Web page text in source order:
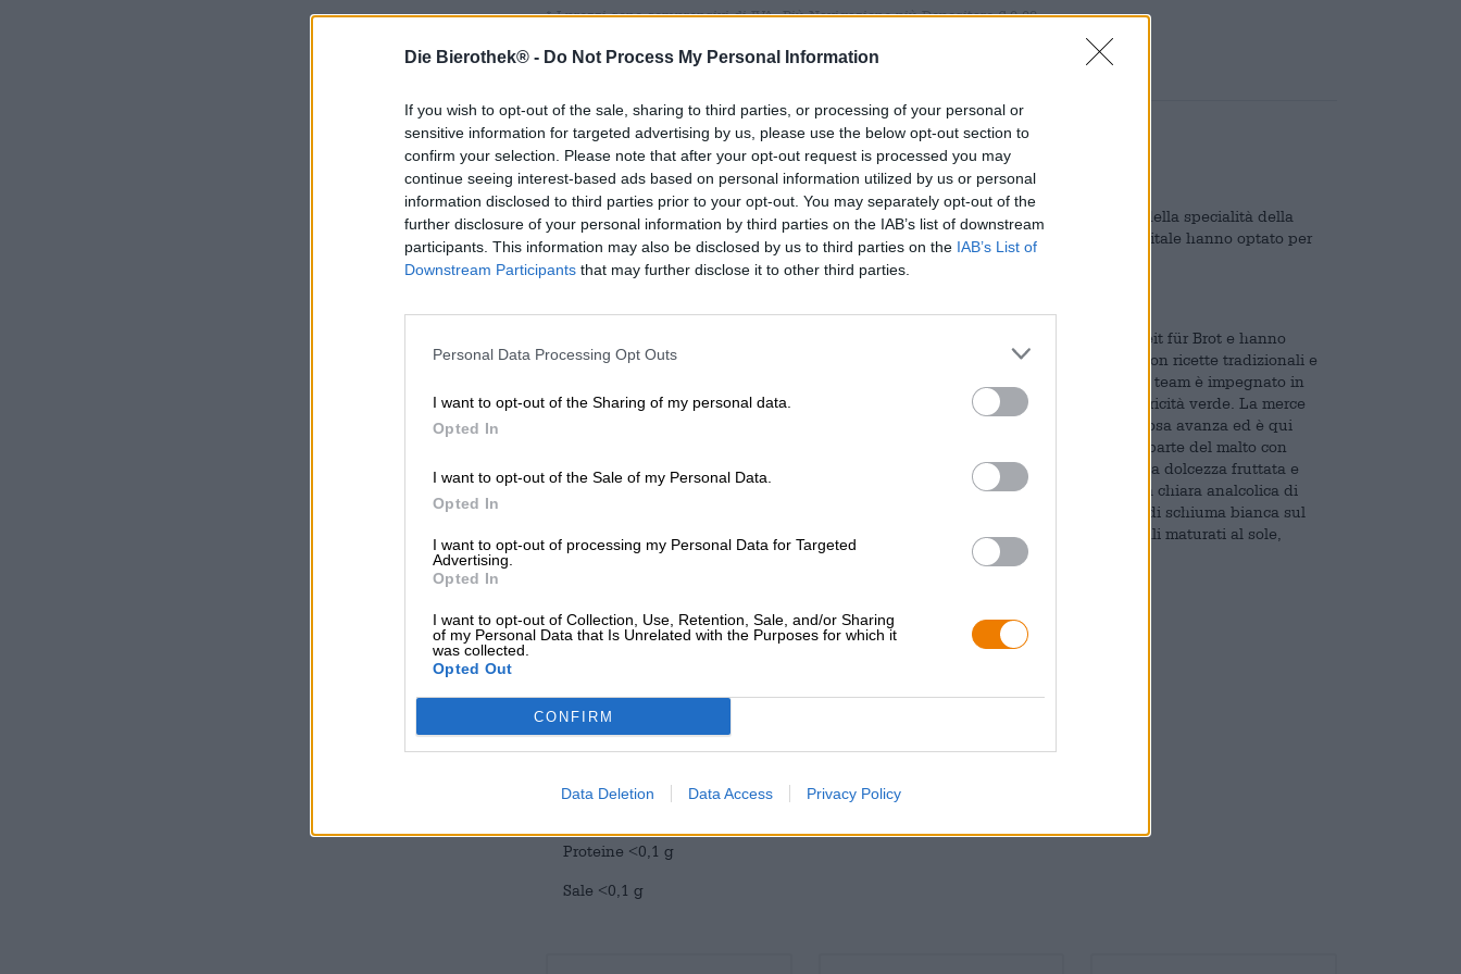
Die Bierothek® - Do Not Process My Personal Information
If you wish to opt-out of the sale, sharing to third parties, or processing of your personal or
sensitive information for targeted advertising by us, please use the below opt-out section to
confirm your selection. Please note that after your opt-out request is processed you may
continue seeing interest-based ads based on personal information utilized by us or personal
information disclosed to third parties prior to your opt-out. You may separately opt-out of the
further disclosure of your personal information by third parties on the IAB’s list of downstream
participants. This information may also be disclosed by us to third parties on the IAB’s List of
Downstream Participants that may further disclose it to other third parties.
Personal Data Processing Opt Outs
I want to opt-out of the Sharing of my personal data.
Opted In
I want to opt-out of the Sale of my Personal Data.
Opted In
I want to opt-out of processing my Personal Data for Targeted
Advertising.
Opted In
I want to opt-out of Collection, Use, Retention, Sale, and/or Sharing
of my Personal Data that Is Unrelated with the Purposes for which it
was collected.
Opted Out
CONFIRM
Data Deletion Data Access Privacy Policy
* I prezzi sono comprensivi di IVA. PiùNavigazionepiùDepositare€ 0,08
Stile della birra: analcolica
ZERO.5 è il nome di una birra chiara della BRLO e deriva dal contenuto alcolico della specialità della
birra: la birra frizzante arriva a un magro 0,5%. Invece dell’alcol, i birrai della capitale hanno optato per
un altro ingrediente speciale.
Pane? SÌ! Per il loro accampamento i birrai si sono incontrati con i loro amici di Zeit für Brot e hanno
preso due piccioni con una fava. Zeit für Brot è un panificio giovane che lavora con ricette tradizionali e
materie prime regionali provenienti da agricoltura biologica certificata Bioland. Il team è impegnato in
un concetto sostenibile e produce tutti i tipi di prodotti da forno utilizzando elettricità verde. La merce
rimasta a fine giornata viene donata a chi ne ha bisogno. Tuttavia, a volte qualcosa avanza ed è qui
che entrano in gioco i nostri birrai. Hanno sviluppato una ricetta che sostituisce parte del malto con
pane secco. L’aroma del pane si abbina meravigliosamente alla sottile acidità, alla dolcezza fruttata e
all’acidità del limone della birra e le conferisce un carattere interessante. La birra chiara analcolica di
BRLO si presenta nel bicchiere in un tono oro pallido e porta una corona stabile di schiuma bianca sul
corpo delicatamente torbido. Il profumo e il gusto regalano gustose note di cereali maturati al sole,
agrumi piccanti, luppolo floreale e crosta di pane appena sfornato.
Informazioni nutrizionali (media per 100 ml)
Grassi <0,1 g
di cui acidi grassi saturi <0,1g
Proteine <0,1 g
Sale <0,1 g